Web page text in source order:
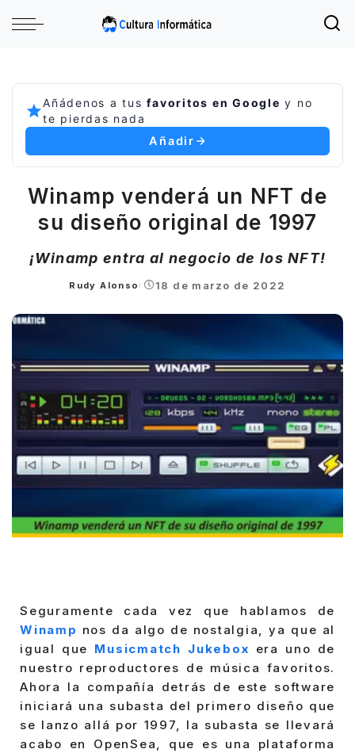
Añádenos a tusfavoritos en Google y no
te pierdas nada
Añadir
Winamp venderá un NFT de
su diseño original de 1997
¡Winamp entra al negocio de los NFT!
Posted
Rudy Alonso 18 de marzo de 2022
Seguramente cada vez que hablamos de
Winamp nos da algo de nostalgia, ya que al
igual que Musicmatch Jukebox era uno de
nuestro reproductores de música favoritos.
Ahora la compañía detrás de este software
iniciará una subasta del primero diseño que
se lanzo allá por 1997, la subasta se llevará
acabo en OpenSea, que es una plataforma